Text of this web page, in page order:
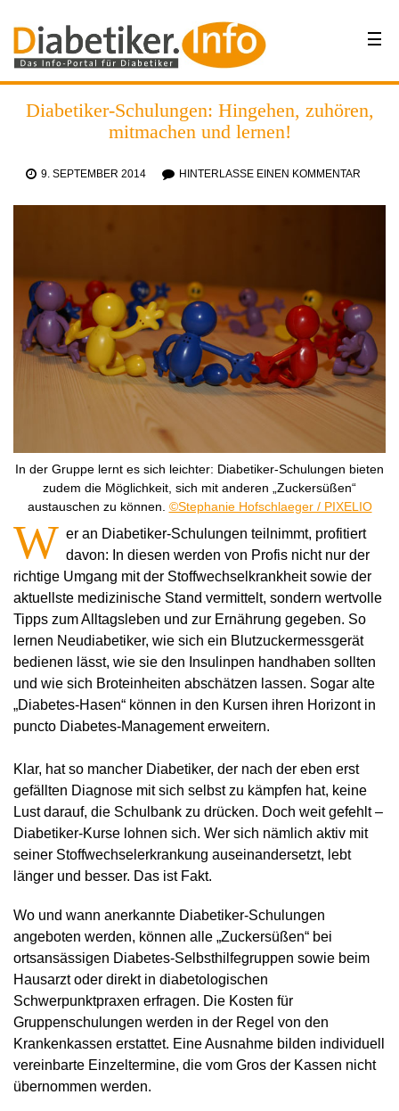
Diabetiker-Schulungen: Hingehen, zuhören,
mitmachen und lernen!
9. SEPTEMBER 2014 HINTERLASSE EINEN KOMMENTAR
In der Gruppe lernt es sich leichter: Diabetiker-Schulungen bieten
zudem die Möglichkeit, sich mit anderen „Zuckersüßen“
austauschen zu können. ©Stephanie Hofschlaeger / PIXELIO
W er an Diabetiker-Schulungen teilnimmt, profitiert
davon: In diesen werden von Profis nicht nur der
richtige Umgang mit der Stoffwechselkrankheit sowie der
aktuellste medizinische Stand vermittelt, sondern wertvolle
Tipps zum Alltagsleben und zur Ernährung gegeben. So
lernen Neudiabetiker, wie sich ein Blutzuckermessgerät
bedienen lässt, wie sie den Insulinpen handhaben sollten
und wie sich Broteinheiten abschätzen lassen. Sogar alte
„Diabetes-Hasen“ können in den Kursen ihren Horizont in
puncto Diabetes-Management erweitern.
Klar, hat so mancher Diabetiker, der nach der eben erst
gefällten Diagnose mit sich selbst zu kämpfen hat, keine
Lust darauf, die Schulbank zu drücken. Doch weit gefehlt –
Diabetiker-Kurse lohnen sich. Wer sich nämlich aktiv mit
seiner Stoffwechselerkrankung auseinandersetzt, lebt
länger und besser. Das ist Fakt.
Wo und wann anerkannte Diabetiker-Schulungen
angeboten werden, können alle „Zuckersüßen“ bei
ortsansässigen Diabetes-Selbsthilfegruppen sowie beim
Hausarzt oder direkt in diabetologischen
Schwerpunktpraxen erfragen. Die Kosten für
Gruppenschulungen werden in der Regel von den
Krankenkassen erstattet. Eine Ausnahme bilden individuell
vereinbarte Einzeltermine, die vom Gros der Kassen nicht
übernommen werden.